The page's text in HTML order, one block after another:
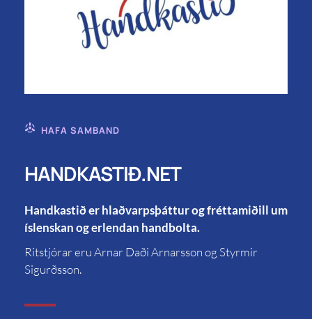
HAFA SAMBAND
HANDKASTIÐ.NET
Handkastið er hlaðvarpsþáttur og fréttamiðill um
íslenskan og erlendan handbolta.
Ritstjórar eru Arnar Daði Arnarsson og Styrmir
Sigurðsson.